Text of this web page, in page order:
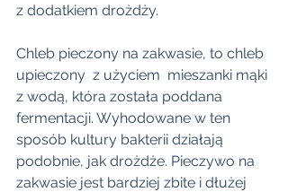
z dodatkiem drożdży.
Chleb pieczony na zakwasie, to chleb
upieczony  z użyciem  mieszanki mąki
z wodą, która została poddana
fermentacji. Wyhodowane w ten
sposób kultury bakterii działają
podobnie, jak drożdże. Pieczywo na
zakwasie jest bardziej zbite i dłużej